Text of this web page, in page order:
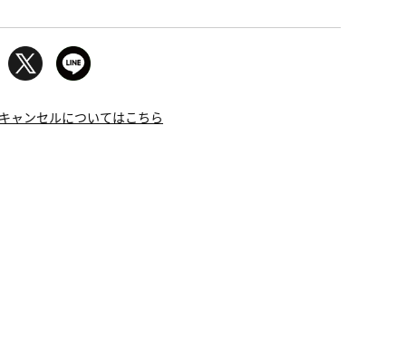
ャンセルについてはこちら